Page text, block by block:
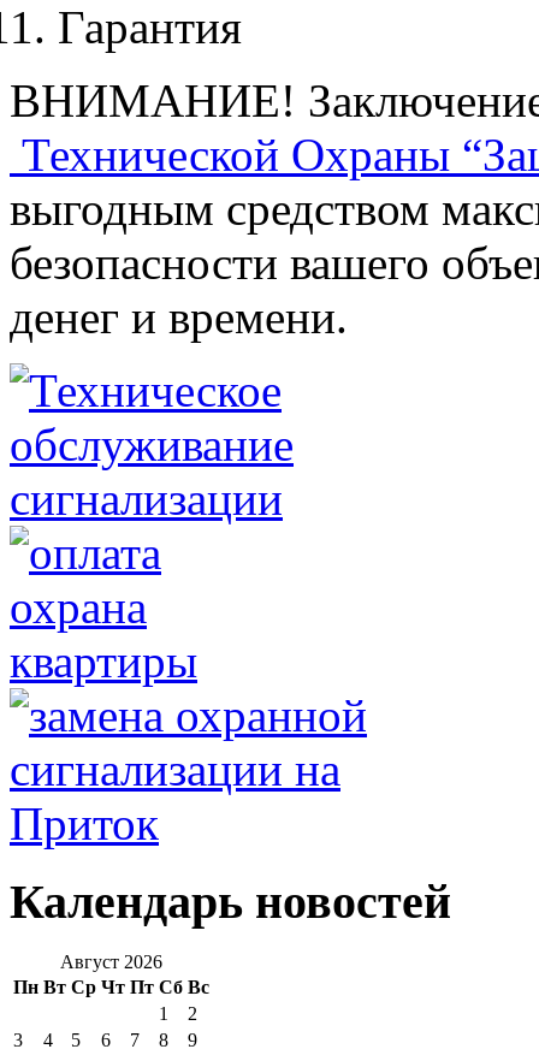
Гарантия
ВНИМАНИЕ! Заключение
Технической Охраны
выгодным средством
безопасности вашего
денег и времени.
Календарь новостей
Август 2026
Пн Вт Ср Чт Пт Сб Вс
1
2
3
4 5 6 7 8
9